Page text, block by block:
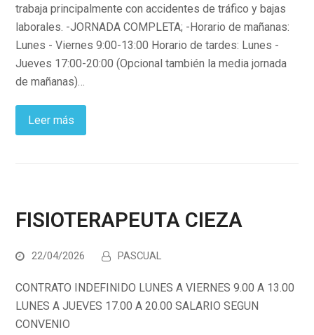
trabaja principalmente con accidentes de tráfico y bajas
laborales. -JORNADA COMPLETA; -Horario de mañanas:
Lunes - Viernes 9:00-13:00 Horario de tardes: Lunes -
Jueves 17:00-20:00 (Opcional también la media jornada
de mañanas)…
Leer más
FISIOTERAPEUTA CIEZA
22/04/2026 PASCUAL
CONTRATO INDEFINIDO LUNES A VIERNES 9.00 A 13.00
LUNES A JUEVES 17.00 A 20.00 SALARIO SEGUN
CONVENIO